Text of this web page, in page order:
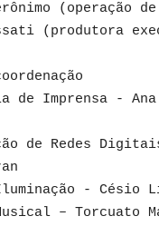
(operação de
(produtora
de Imprensa -
de Redes
- Césio
– Torcuato